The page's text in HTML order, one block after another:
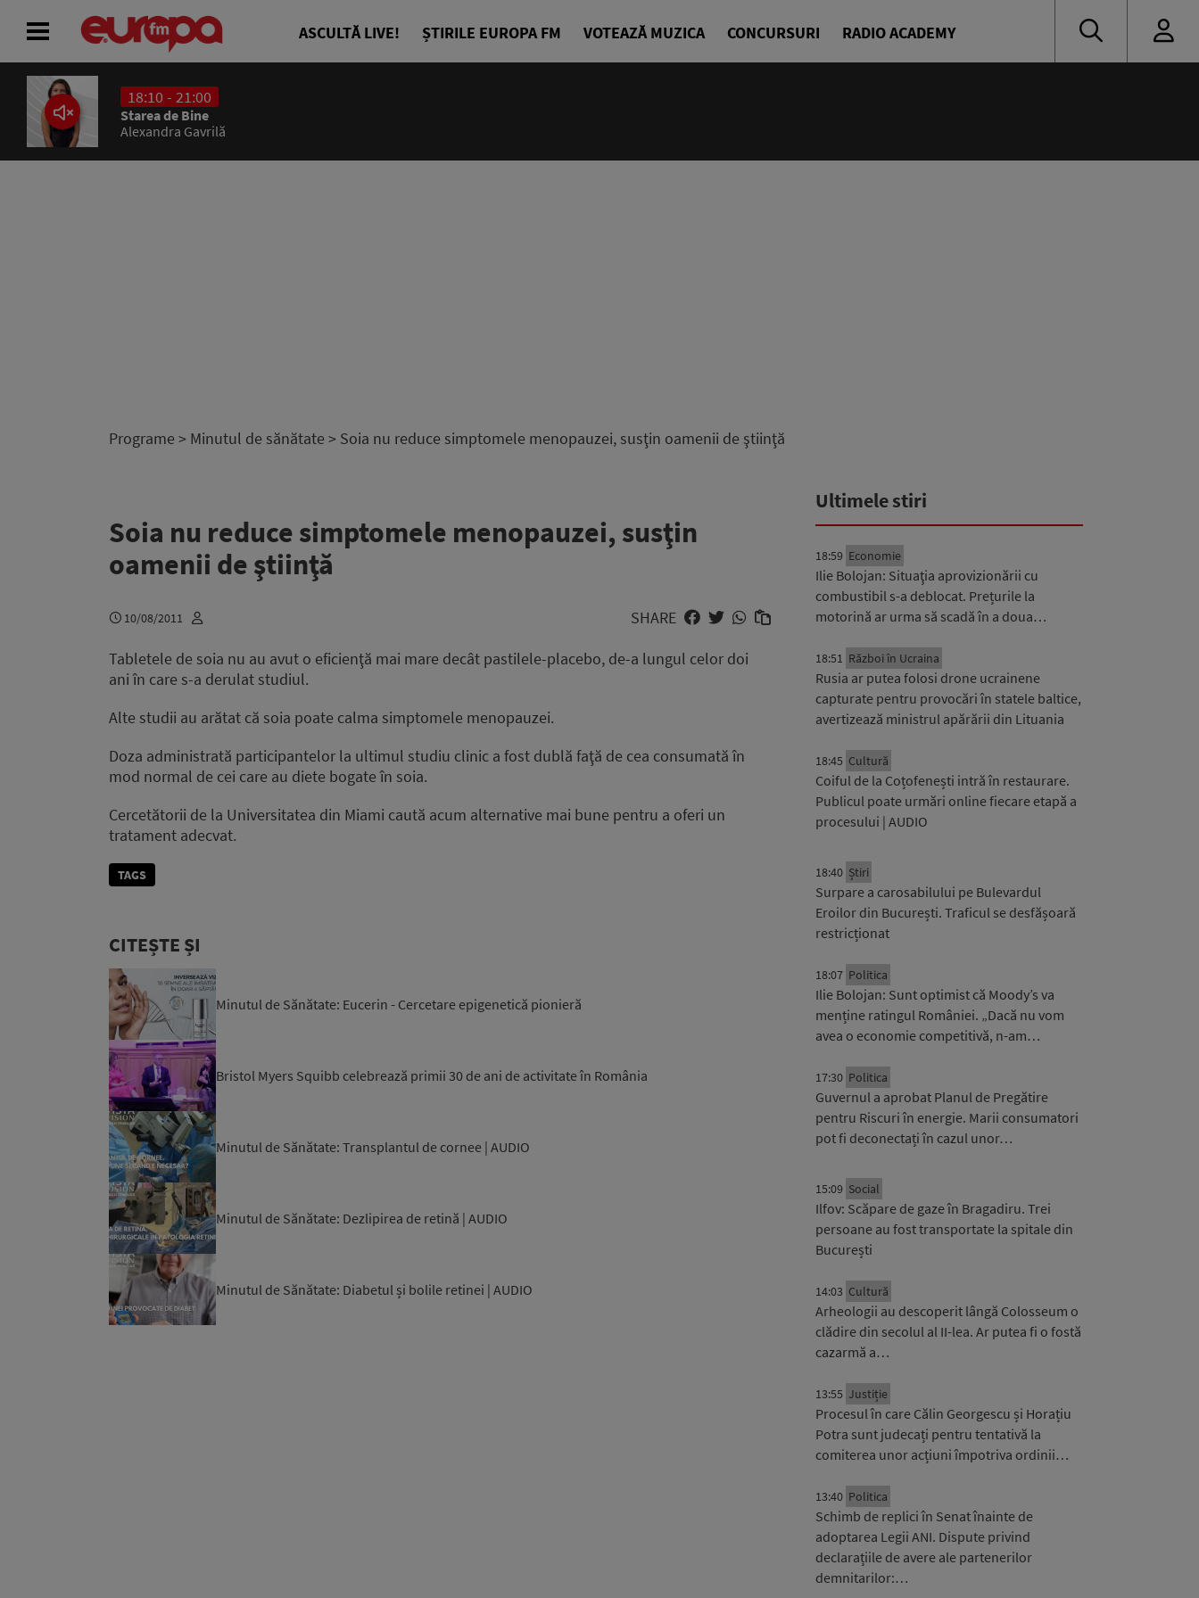
ASCULTĂ LIVE! ȘTIRILE EUROPA FM VOTEAZĂ MUZICA CONCURSURI RADIO ACADEMY
18:10 - 21:00
Starea de Bine
Alexandra Gavrilă
Programe > Minutul de sănătate > Soia nu reduce simptomele menopauzei, susţin oamenii de ştiinţă
Soia nu reduce simptomele menopauzei, susţin
oamenii de ştiinţă
10/08/2011
SHARE
Tabletele de soia nu au avut o eficienţă mai mare decât pastilele-placebo, de-a lungul celor doi
ani în care s-a derulat studiul.
Alte studii au arătat că soia poate calma simptomele menopauzei.
Doza administrată participantelor la ultimul studiu clinic a fost dublă faţă de cea consumată în
mod normal de cei care au diete bogate în soia.
Cercetătorii de la Universitatea din Miami caută acum alternative mai bune pentru a oferi un
tratament adecvat.
TAGS
CITEȘTE ȘI
Minutul de Sănătate: Eucerin - Cercetare epigenetică pionieră
Bristol Myers Squibb celebrează primii 30 de ani de activitate în România
Minutul de Sănătate: Transplantul de cornee | AUDIO
Minutul de Sănătate: Dezlipirea de retină | AUDIO
Minutul de Sănătate: Diabetul și bolile retinei | AUDIO
Ultimele stiri
18:59 Economie
Ilie Bolojan: Situaţia aprovizionării cu
combustibil s-a deblocat. Prețurile la
motorină ar urma să scadă în a doua…
18:51 Război în Ucraina
Rusia ar putea folosi drone ucrainene
capturate pentru provocări în statele baltice,
avertizează ministrul apărării din Lituania
18:45 Cultură
Coiful de la Coțofenești intră în restaurare.
Publicul poate urmări online fiecare etapă a
procesului | AUDIO
18:40 Știri
Surpare a carosabilului pe Bulevardul
Eroilor din București. Traficul se desfășoară
restricționat
18:07 Politica
Ilie Bolojan: Sunt optimist că Moody’s va
menține ratingul României. „Dacă nu vom
avea o economie competitivă, n-am…
17:30 Politica
Guvernul a aprobat Planul de Pregătire
pentru Riscuri în energie. Marii consumatori
pot fi deconectați în cazul unor…
15:09 Social
Ilfov: Scăpare de gaze în Bragadiru. Trei
persoane au fost transportate la spitale din
București
14:03 Cultură
Arheologii au descoperit lângă Colosseum o
clădire din secolul al II-lea. Ar putea fi o fostă
cazarmă a…
13:55 Justiție
Procesul în care Călin Georgescu și Horațiu
Potra sunt judecați pentru tentativă la
comiterea unor acțiuni împotriva ordinii…
13:40 Politica
Schimb de replici în Senat înainte de
adoptarea Legii ANI. Dispute privind
declarațiile de avere ale partenerilor
demnitarilor:…
ACASĂ
ȘTIRI